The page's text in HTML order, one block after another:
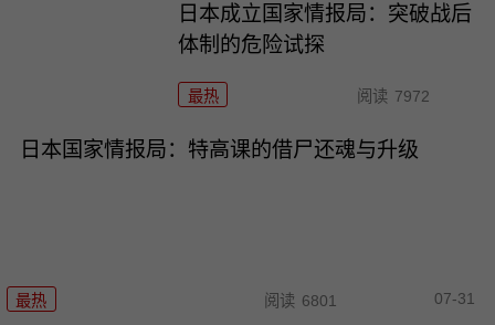
日本成立国家情报局：突破战后
体制的危险试探
最热 阅读 7972
日本国家情报局：特高课的借尸还魂与升级
最热 阅读 6801 07-31